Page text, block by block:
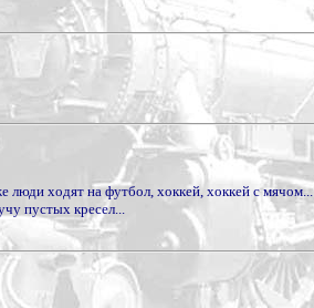
ходят на футбол, хоккей, хоккей с мячом...
пустых кресел...